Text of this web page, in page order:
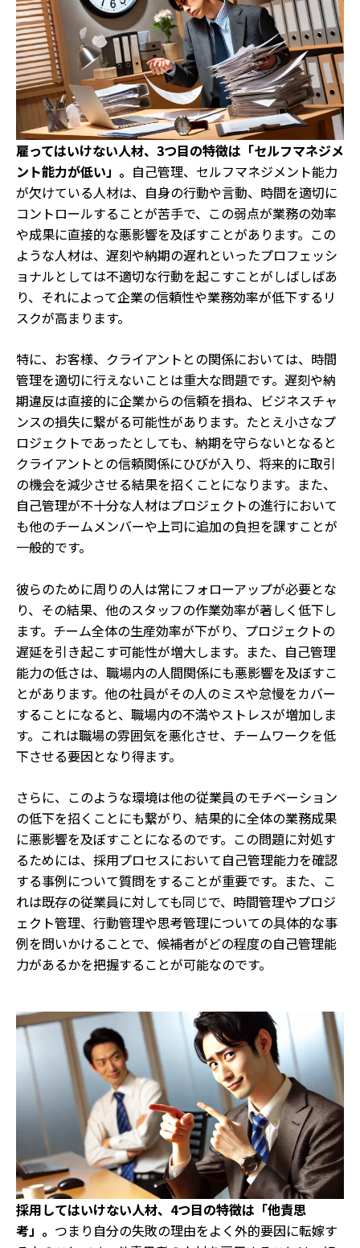
雇ってはいけない人材、3つ目の特徴は「セルフマネジメ
ント能力が低い」。 自己管理、セルフマネジメント能力
が欠けている人材は、自身の行動や言動、時間を適切に
コントロールすることが苦手で、この弱点が業務の効率
や成果に直接的な悪影響を及ぼすことがあります。この
ような人材は、遅刻や納期の遅れといったプロフェッシ
ョナルとしては不適切な行動を起こすことがしばしばあ
り、それによって企業の信頼性や業務効率が低下するリ
スクが高まります。
特に、お客様、クライアントとの関係においては、時間
管理を適切に行えないことは重大な問題です。遅刻や納
期違反は直接的に企業からの信頼を損ね、ビジネスチャ
ンスの損失に繋がる可能性があります。たとえ小さなプ
ロジェクトであったとしても、納期を守らないとなると
クライアントとの信頼関係にひびが入り、将来的に取引
の機会を減少させる結果を招くことになります。また、
自己管理が不十分な人材はプロジェクトの進行において
も他のチームメンバーや上司に追加の負担を課すことが
一般的です。
彼らのために周りの人は常にフォローアップが必要とな
り、その結果、他のスタッフの作業効率が著しく低下し
ます。チーム全体の生産効率が下がり、プロジェクトの
遅延を引き起こす可能性が増大します。また、自己管理
能力の低さは、職場内の人間関係にも悪影響を及ぼすこ
とがあります。他の社員がその人のミスや怠慢をカバー
することになると、職場内の不満やストレスが増加しま
す。これは職場の雰囲気を悪化させ、チームワークを低
下させる要因となり得ます。
さらに、このような環境は他の従業員のモチベーション
の低下を招くことにも繋がり、結果的に全体の業務成果
に悪影響を及ぼすことになるのです。この問題に対処す
るためには、採用プロセスにおいて自己管理能力を確認
する事例について質問をすることが重要です。また、こ
れは既存の従業員に対しても同じで、時間管理やプロジ
ェクト管理、行動管理や思考管理についての具体的な事
例を問いかけることで、候補者がどの程度の自己管理能
力があるかを把握することが可能なのです。
採用してはいけない人材、4つ目の特徴は「他責思
考」。 つまり自分の失敗の理由をよく外的要因に転嫁す